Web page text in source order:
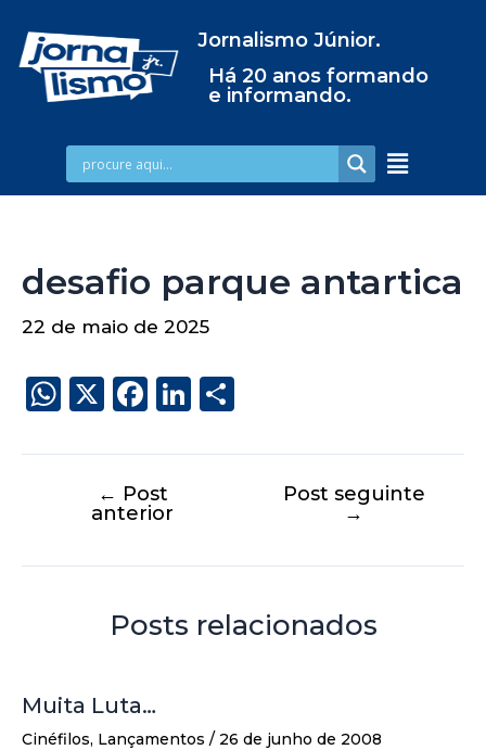
Jornalismo Júnior.
Há 20 anos formando
e informando.
desafio parque antartica
22 de maio de 2025
W
a
p
X
F
c
e
b
o
k
Li
k
n
a
← Post
anterior
Post seguinte
→
Posts relacionados
Muita Luta…
Cinéfilos, Lançamentos / 26 de junho de 2008